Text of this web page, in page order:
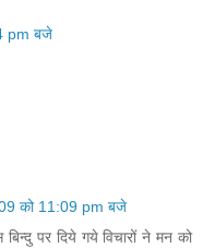
pm बजे
को 11:09 pm बजे
पर दिये गये विचारों ने मन को